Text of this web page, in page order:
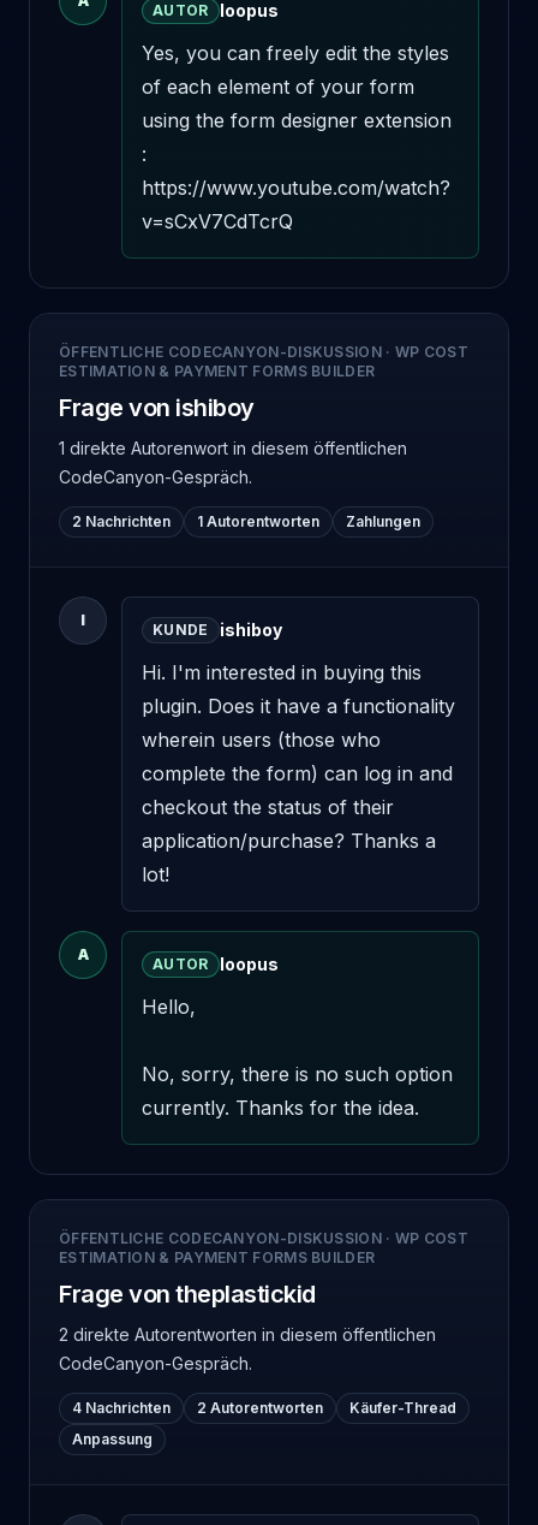
AUTOR loopus
Yes, you can freely edit the styles
of each element of your form
using the form designer extension
:
https://www.youtube.com/watch?
v=sCxV7CdTcrQ
ÖFFENTLICHE CODECANYON-DISKUSSION· WP COST
ESTIMATION & PAYMENT FORMS BUILDER
Frage von ishiboy
1 direkte Autorenwort in diesem öffentlichen
CodeCanyon-Gespräch.
2 Nachrichten 1 Autorentworten Zahlungen
I
KUNDE ishiboy
Hi. I'm interested in buying this
plugin. Does it have a functionality
wherein users (those who
complete the form) can log in and
checkout the status of their
application/purchase? Thanks a
lot!
A
AUTOR loopus
Hello,
No, sorry, there is no such option
currently. Thanks for the idea.
ÖFFENTLICHE CODECANYON-DISKUSSION· WP COST
ESTIMATION & PAYMENT FORMS BUILDER
Frage von theplastickid
2 direkte Autorentworten in diesem öffentlichen
CodeCanyon-Gespräch.
4 Nachrichten 2 Autorentworten
Käufer-Thread
Anpassung